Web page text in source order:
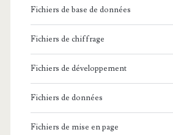
Fichiers de base de données
Fichiers de chiffrage
Fichiers de développement
Fichiers de données
Fichiers de mise en page